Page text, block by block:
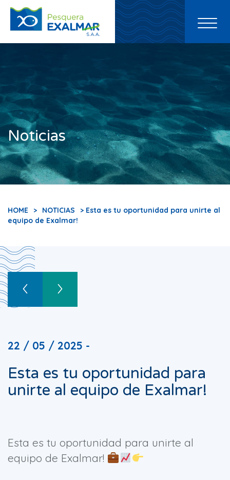
Toggle
Noticias
HOME > NOTICIAS
> Esta es tu oportunidad para unirte al
equipo de Exalmar!
22 / 05 / 2025 -
Esta es tu oportunidad para
unirte al equipo de Exalmar!
Esta es tu oportunidad para unirte al
equipo de Exalmar!